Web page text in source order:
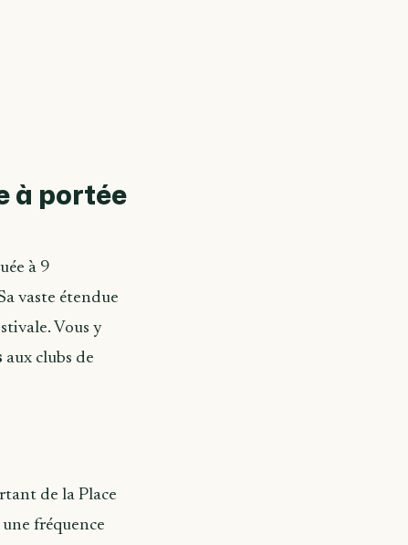
à portée
à 9
vaste étendue
Vous y
aux clubs de
de la Place
fréquence